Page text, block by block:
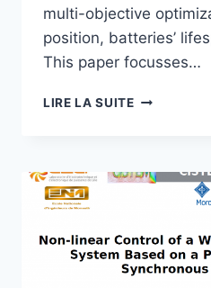
multi-objective
position, batteries’
This paper focusses…
LIRE LA SUITEDESIGN
A
PANEL